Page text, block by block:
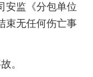
安监《分包单位
束无任何伤亡事
。